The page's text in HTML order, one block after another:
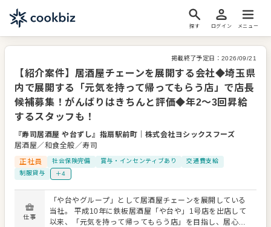
探す ログイン メニュー
掲載終了予定日： 2026/09/21
【紹介案件】居酒屋チェーンを展開する会社◆埼玉県
内で展開する「元気を持って帰ってもらう店」で店長
候補募集！がんばりはきちんと評価◆年2～3回昇給
するスタッフも！
『寿司居酒屋 や台ずし』指扇駅前町
株式会社ヨシックスフーズ
居酒屋／和食全般／寿司
正社員
社会保険完備 賞与・インセンティブあり
交通費支給
制服貸与
＋4
仕事
「や台やグループ」として居酒屋チェーンを展開している
当社。 平成10年に鉄板居酒屋「や台や」1号店を出店して
以来、「元気を持って帰ってもらう店」を目指し、居心地